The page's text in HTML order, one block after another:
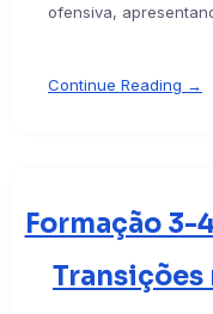
ofensiva,
Continue Reading →
Formação 3-
Transições